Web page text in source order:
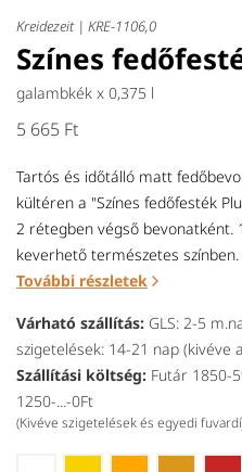
Kreidezeit | KRE-1106,0
Színes
galambkék x 0,375 l
5 665 Ft
Tartós és időtálló matt
kültéren a "Színes fedőfesték
2 rétegben végső bevonatként.
keverhető természetes
További részletek
Várható szállítás: GLS: 2-5
szigetelések: 14-21 nap (kivéve
Szállítási költség: Futár 1850-
1250-...-0Ft
(Kivéve szigetelések és egyedi